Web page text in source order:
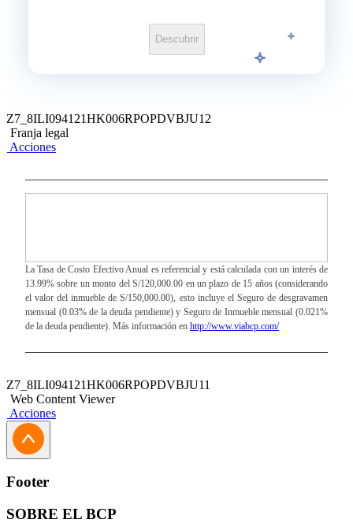
Descubrir
Z7_8ILI094121HK006RPOPDVBJU12
Franja legal
Acciones
La Tasa de Costo Efectivo Anual es referencial y está calculada con un interés de
13.99% sobre un monto del S/120,000.00 en un plazo de 15 años (considerando
el valor del inmueble de S/150,000.00), esto incluye el Seguro de desgravamen
mensual (0.03% de la deuda pendiente) y Seguro de Inmueble mensual (0.021%
de la deuda pendiente). Más información en http://www.viabcp.com/
Z7_8ILI094121HK006RPOPDVBJU11
Web Content Viewer
Acciones
Footer
SOBRE EL BCP